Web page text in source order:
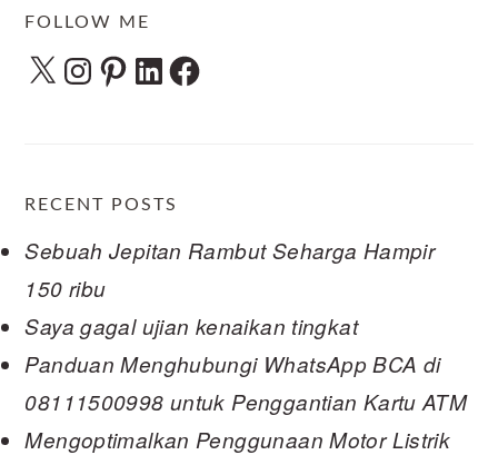
FOLLOW ME
X Instagram
Pinterest
LinkedInFacebook
RECENT POSTS
Sebuah Jepitan Rambut Seharga Hampir
150 ribu
Saya gagal ujian kenaikan tingkat
Panduan Menghubungi WhatsApp BCA di
08111500998 untuk Penggantian Kartu ATM
Mengoptimalkan Penggunaan Motor Listrik